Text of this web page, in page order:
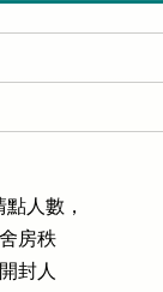
人數，
房秩
封人